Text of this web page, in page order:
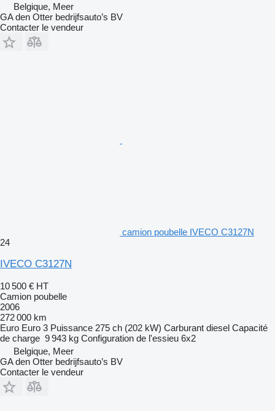
Belgique, Meer
GA den Otter bedrijfsauto’s BV
Contacter le vendeur
camion poubelle IVECO C3127N
24
IVECO C3127N
10 500 € HT
Camion poubelle
2006
272 000 km
Euro Euro 3 Puissance 275 ch (202 kW) Carburant diesel Capacité
de charge 9 943 kg Configuration de l'essieu 6x2
Belgique, Meer
GA den Otter bedrijfsauto’s BV
Contacter le vendeur